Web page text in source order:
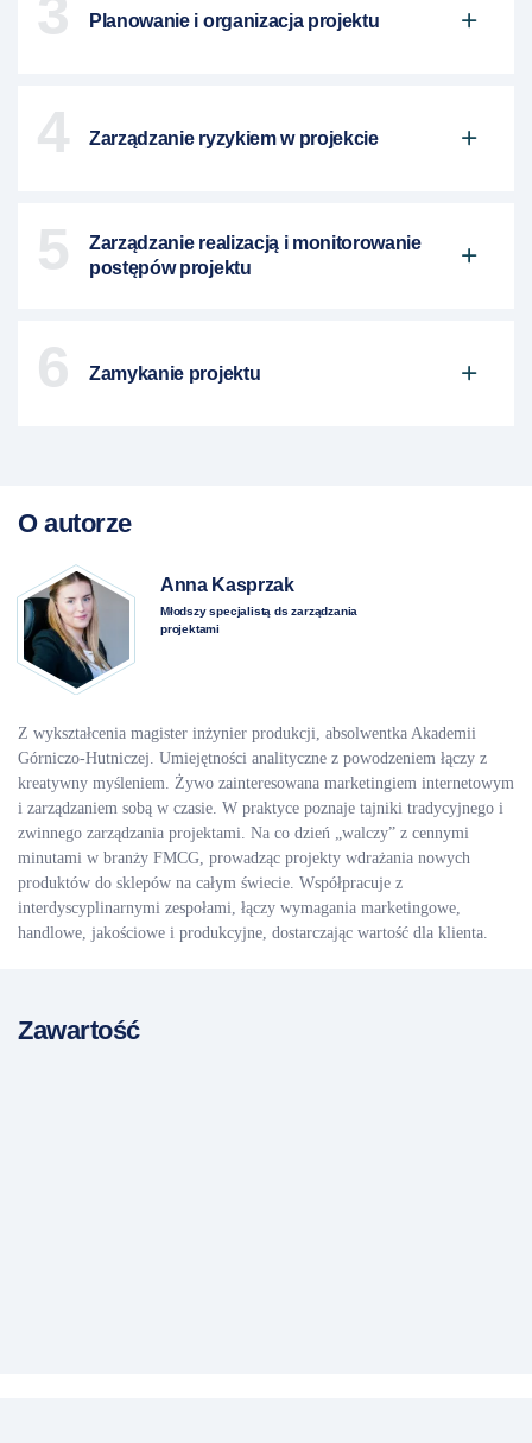
3 Planowanie i organizacja projektu
4 Zarządzanie ryzykiem w projekcie
5
Zarządzanie realizacją i monitorowanie
postępów projektu
6 Zamykanie projektu
O autorze
Anna Kasprzak
Młodszy specjalistą ds zarządzania
projektami
Z wykształcenia magister inżynier produkcji, absolwentka Akademii
Górniczo-Hutniczej. Umiejętności analityczne z powodzeniem łączy z
kreatywny myśleniem. Żywo zainteresowana marketingiem internetowym
i zarządzaniem sobą w czasie. W praktyce poznaje tajniki tradycyjnego i
zwinnego zarządzania projektami. Na co dzień „walczy” z cennymi
minutami w branży FMCG, prowadząc projekty wdrażania nowych
produktów do sklepów na całym świecie. Współpracuje z
interdyscyplinarnymi zespołami, łączy wymagania marketingowe,
handlowe, jakościowe i produkcyjne, dostarczając wartość dla klienta.
Zawartość